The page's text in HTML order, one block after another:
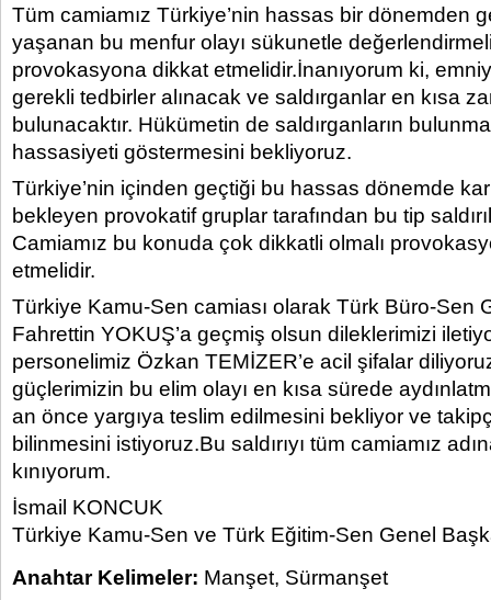
Tüm camiamız Türkiye’nin hassas bir dönemden
yaşanan bu menfur olayı sükunetle
provokasyona dikkat etmelidir.İnanıyorum ki,
gerekli tedbirler alınacak ve saldırganlar en kısa
bulunacaktır. Hükümetin de saldırganların
hassasiyeti göstermesini bekliyoruz.
Türkiye’nin içinden geçtiği bu hassas dönemde
bekleyen provokatif gruplar tarafından bu tip
Camiamız bu konuda çok dikkatli olmalı
etmelidir.
Türkiye Kamu-Sen camiası olarak Türk Büro-Sen
Fahrettin YOKUŞ’a geçmiş olsun dileklerimizi
personelimiz Özkan TEMİZER’e acil şifalar
güçlerimizin bu elim olayı en kısa sürede
an önce yargıya teslim edilmesini bekliyor ve
bilinmesini istiyoruz.Bu saldırıyı tüm camiamız
kınıyorum.
İsmail KONCUK
Türkiye Kamu-Sen ve Türk Eğitim-Sen Genel
Anahtar Kelimeler: Manşet, Sürmanşet